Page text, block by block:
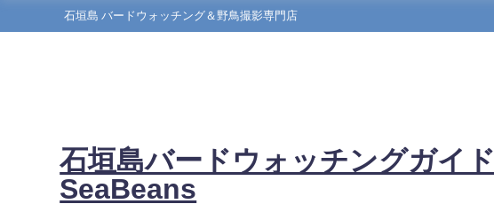
石垣島 バードウォッチング＆野鳥撮影専門店
石垣島バードウォッチングガイド
SeaBeans